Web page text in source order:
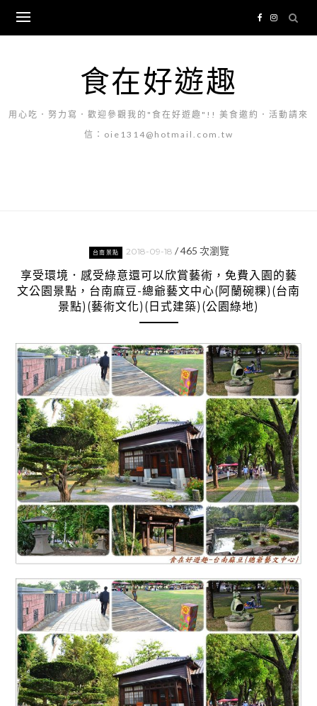
content
食在好遊趣
用心吃．努力寫．歡迎參觀我的"食在好遊趣"!! 美食邀約．活動請來
信：oie1314@hotmail.com.tw
台南景點 2018-09-18 /465 次瀏覽
享受環境．感受綠意還可以欣賞藝術，免費入園的藝
文公園景點，台南麻豆-總爺藝文中心(阿蘭碗粿)(台南
景點)(藝術文化)(日式建築)(公園綠地)